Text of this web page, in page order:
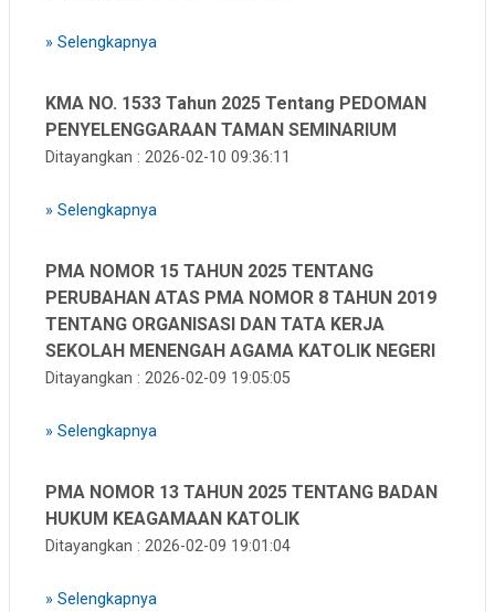
» Selengkapnya
KMA NO. 1533 Tahun 2025 Tentang PEDOMAN
PENYELENGGARAAN TAMAN SEMINARIUM
Ditayangkan : 2026-02-10 09:36:11
» Selengkapnya
PMA NOMOR 15 TAHUN 2025 TENTANG
PERUBAHAN ATAS PMA NOMOR 8 TAHUN 2019
TENTANG ORGANISASI DAN TATA KERJA
SEKOLAH MENENGAH AGAMA KATOLIK NEGERI
Ditayangkan : 2026-02-09 19:05:05
» Selengkapnya
PMA NOMOR 13 TAHUN 2025 TENTANG BADAN
HUKUM KEAGAMAAN KATOLIK
Ditayangkan : 2026-02-09 19:01:04
» Selengkapnya